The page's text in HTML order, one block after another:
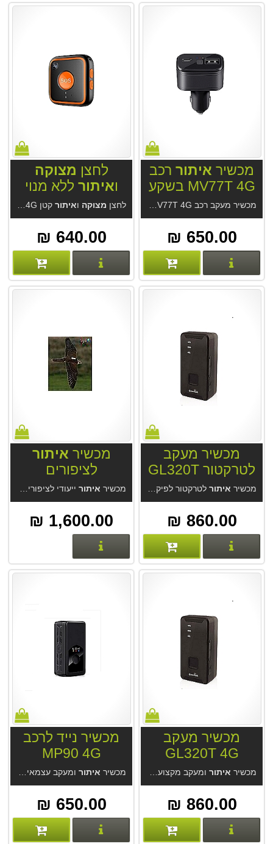
מכשיר איתוררכב
MV77T 4G בשקע
המצית
מכשיר מעקב רכב MV77T 4G בשקע המצית. משמש כמטען USB וכמכשיר מעקב מקצועי. אצלנו בשילוב מערכת
650.00 ₪
פרטים נוספים
לחצן מצוקה
ואיתור ללא מנוי
GT28N 4G לחצן מצוקה ואיתור קטן GT28N 4G כצמיד, בכיס, כתליון או צמוד למפתחות. אפליקציה נוחה בעברית ל
640.00 ₪
פרטים נוספים
מכשיר מעקב
לטרקטור GL320T
4G
מכשיר איתור לטרקטור לפיקוח חקלאי GL320T 4G. לשילוב במערכת פארם מנגר או במערכת GPS-Trace. מכשיר הטוב מסוגו מחברת Queclink. מערכת
860.00 ₪
פרטים נוספים
מכשיר איתור
לציפורים
מכשיר איתור ייעודי לציפורים. המכשיר הקטן ביותר עם זמן סוללה של חודש בתיזמון.
1,600.00 ₪
מכשיר מעקב
GL320T 4G
מכשיר איתור ומעקב מקצועי GL320T 4G. הטוב מסוגו מחברת Queclink. מעקב מקצועי לשימושים רבים. מערכת
860.00 ₪
פרטים נוספים
מכשיר נייד לרכב
MP90 4G
מכשיר איתור ומעקב עצמאי קטן ונייד לרכב MP90 4G. אפליקציה נוחה ללא עלות מנוי. לשימושים רבים. סוללה לשבוע-שבועיים. מקלט GPS מודרני, דיוק מעשי 2.5 מטר בנסיעה. האזנה סמויה. מחיר המכשיר אצלינו כולל מנוי לתמיד מהיצרן.
650.00 ₪
פרטים נוספים